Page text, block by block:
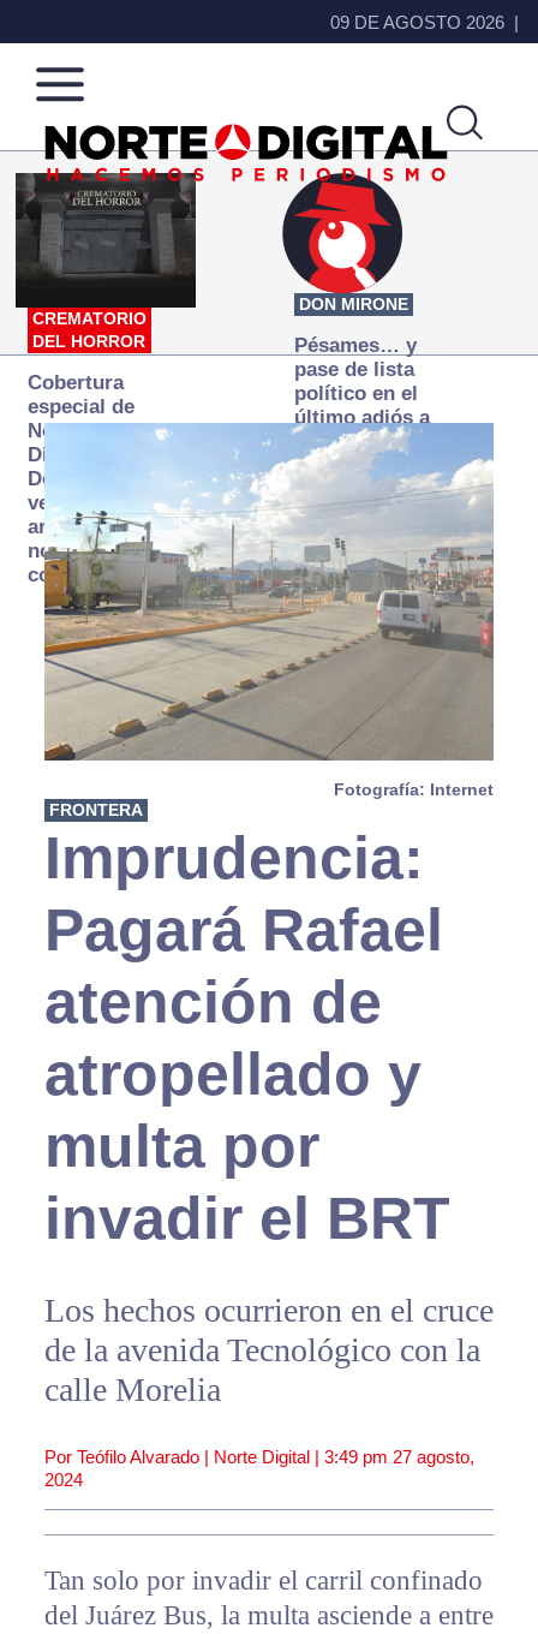
09 DE AGOSTO 2026
Norte
de
Ciudad
Más
que
noticias,
hacemos periodismo
CREMATORIO
DEL HORROR
Cobertura
especial de
Norte
Digital:
Donde la
verdad
arde… pero
no se
consume
DON MIRONE
Pésames… y
pase de lista
político en el
último adiós a
Papá Grande
Fotografía: Internet
FRONTERA
Imprudencia:
Pagará Rafael
atención de
atropellado y
multa por
invadir el BRT
Los hechos ocurrieron en el cruce
de la avenida Tecnológico con la
calle Morelia
Por Teófilo Alvarado | Norte Digital | 3:49 pm 27 agosto,
2024
Tan solo por invadir el carril confinado
del Juárez Bus, la multa asciende a entre